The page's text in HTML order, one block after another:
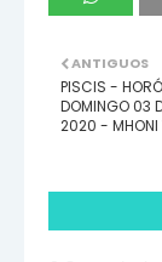
ANTIGUOS
PISCIS -
DOMINGO 03
2020 - MHONI